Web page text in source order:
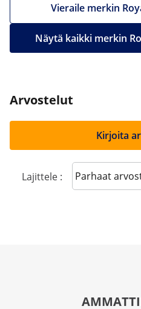
Vieraile merkin
Näytä kaikki merkin
Arvostelut
Kirjoita
Lajittele : Sort reviews